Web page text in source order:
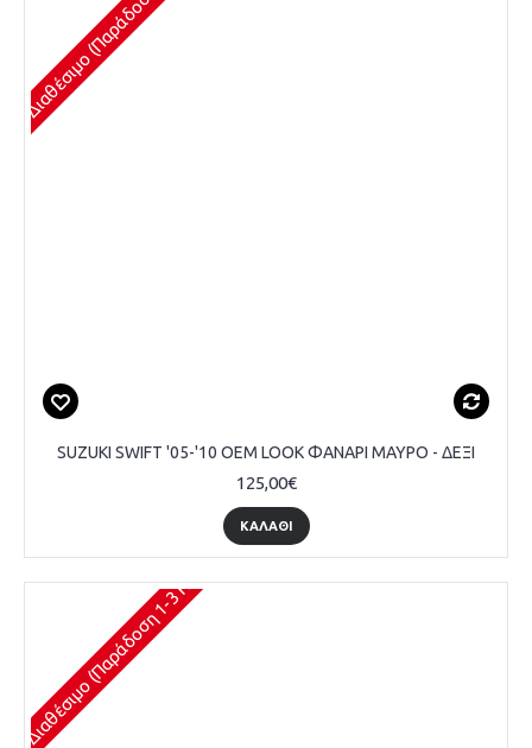
SUZUKI SWIFT '05-'10 ΟΕΜ LOOK ΦΑΝΑΡΙ ΜΑΥΡΟ - ΔΕΞΙ
125,00€
ΚΑΛΆΘΙ
Διαθέσιμο (Παράδοση 1-3 Ημέρες)